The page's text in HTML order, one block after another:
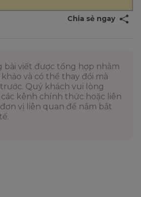
Chia sẻ ngay
bài viết được tổng hợp nhằm
và có thể thay đổi mà
Quý khách vui lòng
các kênh chính thức hoặc liên
vị liên quan để nắm bắt